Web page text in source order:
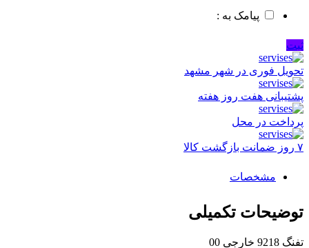
پیامک به :
ثبت
تحویل فوری در شهر مشهد
پشتیبانی هفت روز هفته
پرداخت در محل
۷ روز ضمانت بازگشت کالا
مشخصات
توضیحات تکمیلی
تفنگ 9218 خارجی 00